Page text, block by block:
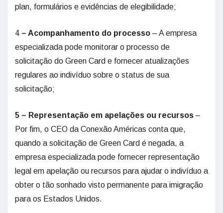
plan, formulários e evidências de elegibilidade;
4 – Acompanhamento do processo – A empresa
especializada pode monitorar o processo de
solicitação do Green Card e fornecer atualizações
regulares ao indivíduo sobre o status de sua
solicitação;
5 – Representação em apelações ou recursos –
Por fim, o CEO da Conexão Américas conta que,
quando a solicitação de Green Card é negada, a
empresa especializada pode fornecer representação
legal em apelação ou recursos para ajudar o indivíduo a
obter o tão sonhado visto permanente para imigração
para os Estados Unidos.